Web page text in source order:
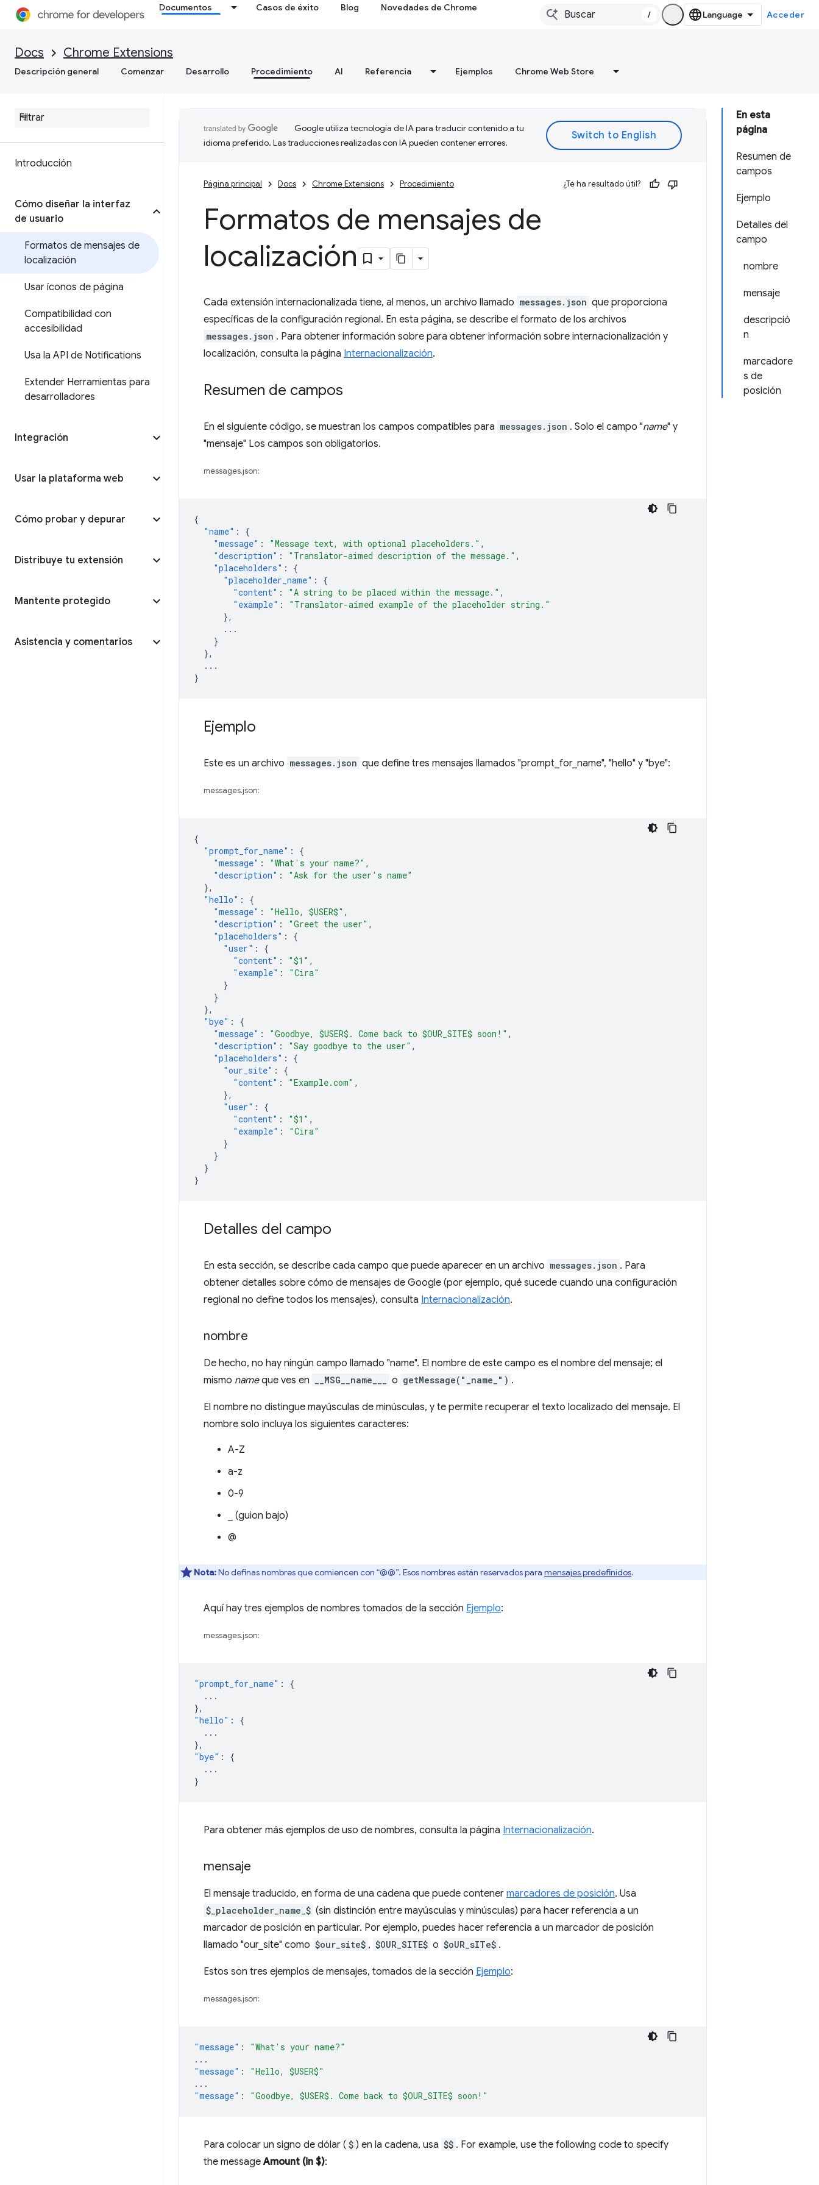
Documentos Casos de éxito Blog Novedades de Chrome
/ Acceder
Docs Chrome Extensions
Descripción general Comenzar Desarrollo Procedimiento AI Referencia Ejemplos Chrome Web Store
Introducción
Cómo diseñar la interfaz
de usuario
Formatos de mensajes de
localización
Usar íconos de página
Compatibilidad con
accesibilidad
Usa la API de Notifications
Extender Herramientas para
desarrolladores
Integración
Usar la plataforma web
Cómo probar y depurar
Distribuye tu extensión
Mantente protegido
Asistencia y comentarios
En esta
página
Resumen de
campos
Ejemplo
Detalles del
campo
nombre
mensaje
descripció
n
marcadore
s de
posición
Google utiliza tecnología de IA para traducir contenido a tu
idioma preferido. Las traducciones realizadas con IA pueden contener errores.
Página principal Docs Chrome Extensions Procedimiento ¿Te ha resultado útil?
Formatos de mensajes de
localización
Cada extensión internacionalizada tiene, al menos, un archivo llamado messages.json que proporciona
específicas de la configuración regional. En esta página, se describe el formato de los archivos
messages.json . Para obtener información sobre para obtener información sobre internacionalización y
localización, consulta la página Internacionalización.
Resumen de campos
En el siguiente código, se muestran los campos compatibles para messages.json . Solo el campo "name" y
"mensaje" Los campos son obligatorios.
messages.json:
{
"name" :
{
"message" : "Message text, with optional placeholders." ,
"description" : "Translator-aimed description of the message." ,
"placeholders" :
{
"placeholder_name" :
{
"content" : "A string to be placed within the message." ,
"example" :
"Translator-aimed example of the placeholder string."
},
...
}
},
...
}
Ejemplo
Este es un archivo messages.json que define tres mensajes llamados "prompt_for_name", "hello" y "bye":
messages.json:
{
"prompt_for_name" :
{
"message" : "What's your name?" ,
"description" :
"Ask for the user's name"
},
"hello" :
{
"message" : "Hello, $USER$" ,
"description" : "Greet the user" ,
"placeholders" :
{
"user" :
{
"content" : "$1" ,
"example" :
"Cira"
}
}
},
"bye" :
{
"message" : "Goodbye, $USER$. Come back to $OUR_SITE$ soon!" ,
"description" : "Say goodbye to the user" ,
"placeholders" :
{
"our_site" :
{
"content" : "Example.com" ,
},
"user" :
{
"content" : "$1" ,
"example" :
"Cira"
}
}
}
}
Detalles del campo
En esta sección, se describe cada campo que puede aparecer en un archivo messages.json . Para
obtener detalles sobre cómo de mensajes de Google (por ejemplo, qué sucede cuando una configuración
regional no define todos los mensajes), consulta Internacionalización.
nombre
De hecho, no hay ningún campo llamado "name". El nombre de este campo es el nombre del mensaje; el
mismo nameque ves en __MSG__name___ o getMessage("_name_") .
El nombre no distingue mayúsculas de minúsculas, y te permite recuperar el texto localizado del mensaje. El
nombre solo incluya los siguientes caracteres:
A-Z
a-z
0-9
_ (guion bajo)
@
Nota:No definas nombres que comiencen con “@@”. Esos nombres están reservados para mensajes predefinidos.
Aquí hay tres ejemplos de nombres tomados de la sección Ejemplo:
messages.json:
"prompt_for_name" :
{
...
},
"hello" :
{
...
},
"bye" :
{
...
}
Para obtener más ejemplos de uso de nombres, consulta la página Internacionalización.
mensaje
El mensaje traducido, en forma de una cadena que puede contener marcadores de posición. Usa
$_placeholder_name_$ (sin distinción entre mayúsculas y minúsculas) para hacer referencia a un
marcador de posición en particular. Por ejemplo, puedes hacer referencia a un marcador de posición
llamado "our_site" como $our_site$ , $OUR_SITE$ o $oUR_sITe$ .
Estos son tres ejemplos de mensajes, tomados de la sección Ejemplo:
messages.json:
"message" :
"What's your name?"
...
"message" :
"Hello, $USER$"
...
"message" : "Goodbye, $USER$. Come back to $OUR_SITE$ soon!"
Para colocar un signo de dólar ( $ ) en la cadena, usa $$ . For example, use the following code to specify
the messageAmount (in $):